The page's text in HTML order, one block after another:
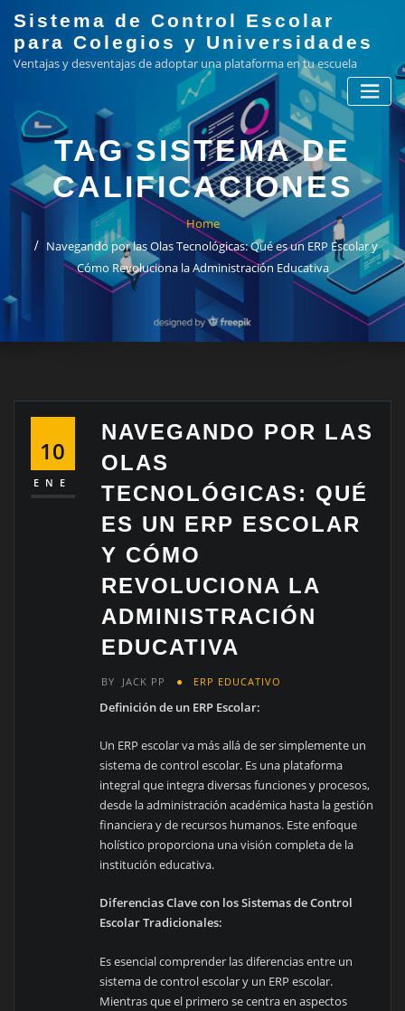
content
Sistema de Control Escolar
para Colegios y Universidades
Ventajas y desventajas de adoptar una plataforma en tu escuela
TAG SISTEMA DE
CALIFICACIONES
Home
Navegando por las Olas Tecnológicas: Qué es un ERP Escolar y
Cómo Revoluciona la Administración Educativa
10
ENE
NAVEGANDO POR LAS
OLAS
TECNOLÓGICAS: QUÉ
ES UN ERP ESCOLAR
Y CÓMO
REVOLUCIONA LA
ADMINISTRACIÓN
EDUCATIVA
BY JACK PP ERP EDUCATIVO
Definición de un ERP Escolar:
Un ERP escolar va más allá de ser simplemente un
sistema de control escolar. Es una plataforma
integral que integra diversas funciones y procesos,
desde la administración académica hasta la gestión
financiera y de recursos humanos. Este enfoque
holístico proporciona una visión completa de la
institución educativa.
Diferencias Clave con los Sistemas de Control
Escolar Tradicionales:
Es esencial comprender las diferencias entre un
sistema de control escolar y un ERP escolar.
Mientras que el primero se centra en aspectos